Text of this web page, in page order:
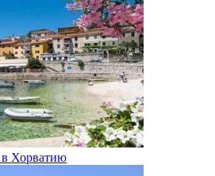
в Хорватию